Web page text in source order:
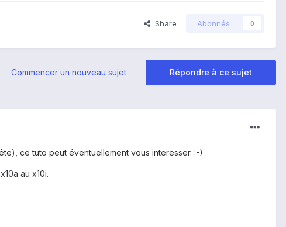
Share Abonnés 0
Répondre à ce sujet
Commencer un nouveau sujet
ce tuto peut éventuellement vous interesser. :-)
au x10i.